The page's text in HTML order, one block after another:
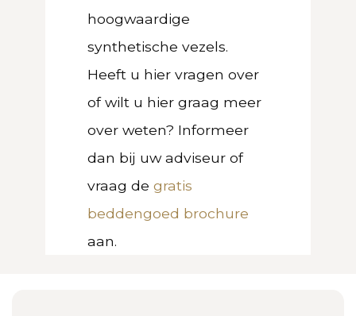
hoogwaardige
synthetische vezels.
Heeft u hier vragen over
of wilt u hier graag meer
over weten? Informeer
dan bij uw adviseur of
vraag de gratis
beddengoed brochure
aan.